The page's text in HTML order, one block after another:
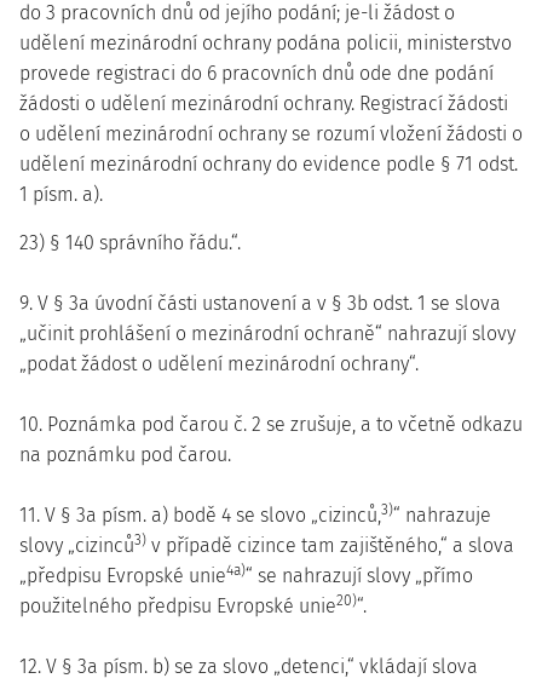
do 3 pracovních dnů od jejího podání; je-li žádost o
udělení mezinárodní ochrany podána policii, ministerstvo
provede registraci do 6 pracovních dnů ode dne podání
žádosti o udělení mezinárodní ochrany. Registrací žádosti
o udělení mezinárodní ochrany se rozumí vložení žádosti o
udělení mezinárodní ochrany do evidence podle § 71 odst.
1 písm. a).
23) § 140 správního řádu.“.
9. V § 3a úvodní části ustanovení a v § 3b odst. 1 se slova
„učinit prohlášení o mezinárodní ochraně“ nahrazují slovy
„podat žádost o udělení mezinárodní ochrany“.
10. Poznámka pod čarou č. 2 se zrušuje, a to včetně odkazu
na poznámku pod čarou.
11. V § 3a písm. a) bodě 4 se slovo „cizinců,3)“ nahrazuje
slovy „cizinců3) v případě cizince tam zajištěného,“ a slova
„předpisu Evropské unie4a)“ se nahrazují slovy „přímo
použitelného předpisu Evropské unie20)“.
12. V § 3a písm. b) se za slovo „detenci,“ vkládají slova